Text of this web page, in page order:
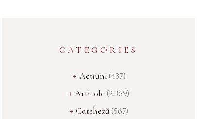
CATEGORIES
Actiuni (437)
Articole (2.369)
Cateheză (567)